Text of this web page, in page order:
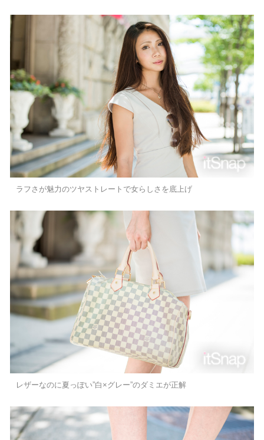
ラフさが魅力のツヤストレートで女らしさを底上げ
レザーなのに夏っぽい”白×グレー”のダミエが正解